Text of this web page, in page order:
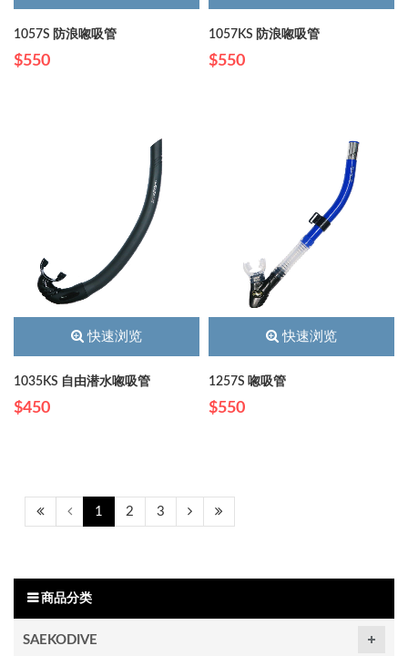
1057S 防浪唿吸管
$550
1057KS 防浪唿吸管
$550
快速浏览
1035KS 自由潜水唿吸管
$450
快速浏览
1257S 唿吸管
$550
1 2 3
商品分类
SAEKODIVE